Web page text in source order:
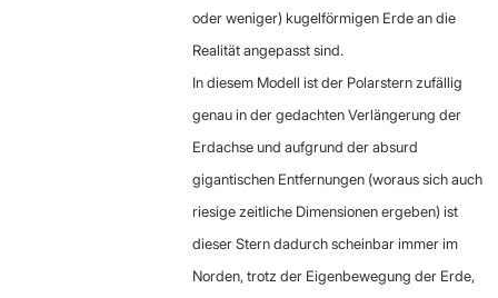
oder weniger) kugelförmigen Erde an die
Realität angepasst sind.
In diesem Modell ist der Polarstern zufällig
genau in der gedachten Verlängerung der
Erdachse und aufgrund der absurd
gigantischen Entfernungen (woraus sich auch
riesige zeitliche Dimensionen ergeben) ist
dieser Stern dadurch scheinbar immer im
Norden, trotz der Eigenbewegung der Erde,